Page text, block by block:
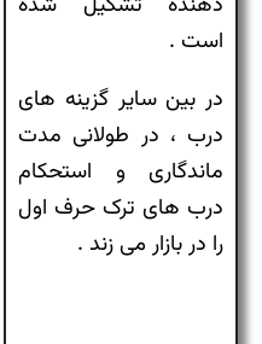
است .
در بین سایر گزینه های
درب ، در طولانی مدت
ماندگاری و استحکام
درب های ترک حرف اول
را در بازار می زند .